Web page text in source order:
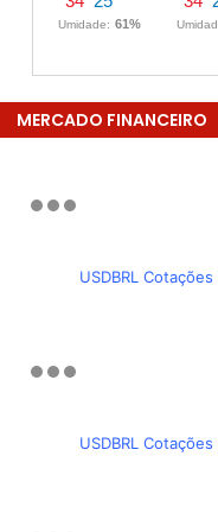
MERCADO FINANCEIRO
USDBRL Cotações
USDBRL Cotações